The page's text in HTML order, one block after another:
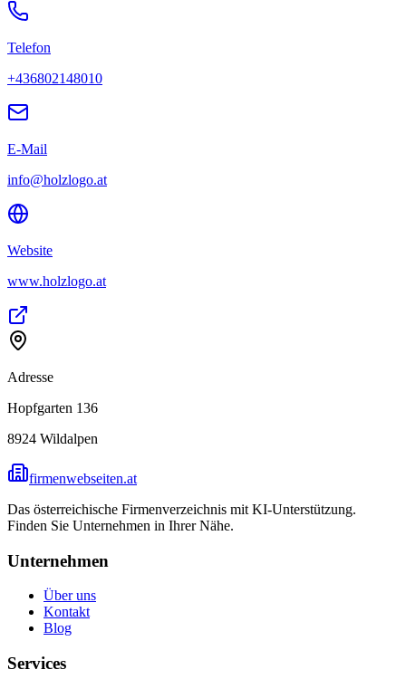
Telefon
+436802148010
E-Mail
info@holzlogo.at
Website
www.holzlogo.at
Adresse
Hopfgarten 136
8924 Wildalpen
firmenwebseiten.at
Das österreichische Firmenverzeichnis mit KI-Unterstützung.
Finden Sie Unternehmen in Ihrer Nähe.
Unternehmen
Über uns
Kontakt
Blog
Services